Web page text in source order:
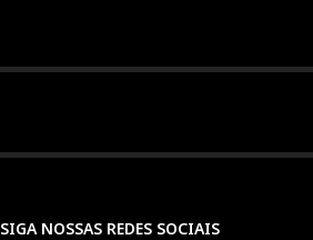
SIGA NOSSAS REDES SOCIAIS